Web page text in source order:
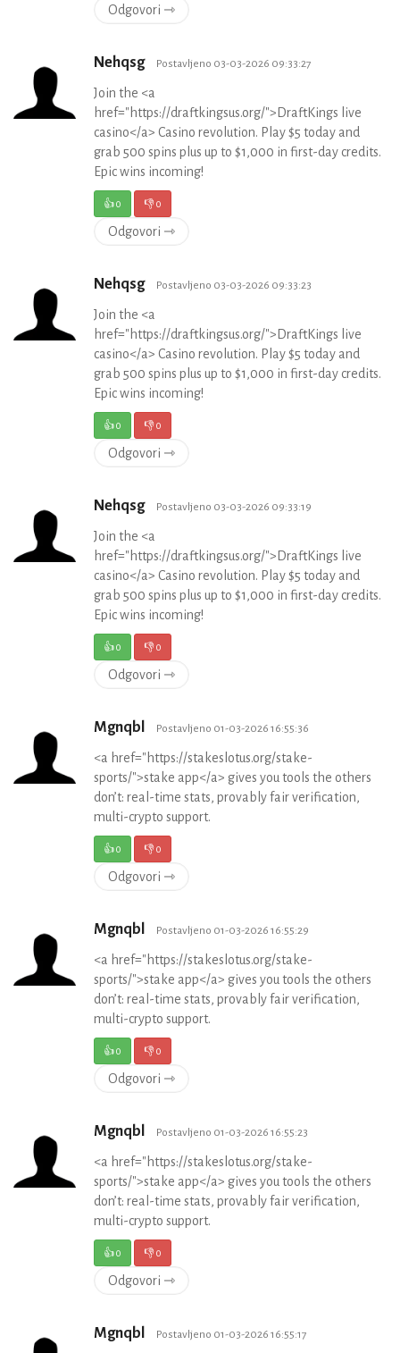
Odgovori ⇾
Nehqsg Postavljeno 03-03-2026 09:33:27
Join the <a
href="https://draftkingsus.org/">DraftKings live
casino</a> Casino revolution. Play $5 today and
grab 500 spins plus up to $1,000 in first-day credits.
Epic wins incoming!
👍0 👎0
Odgovori ⇾
Nehqsg Postavljeno 03-03-2026 09:33:23
Join the <a
href="https://draftkingsus.org/">DraftKings live
casino</a> Casino revolution. Play $5 today and
grab 500 spins plus up to $1,000 in first-day credits.
Epic wins incoming!
👍0 👎0
Odgovori ⇾
Nehqsg Postavljeno 03-03-2026 09:33:19
Join the <a
href="https://draftkingsus.org/">DraftKings live
casino</a> Casino revolution. Play $5 today and
grab 500 spins plus up to $1,000 in first-day credits.
Epic wins incoming!
👍0 👎0
Odgovori ⇾
Mgnqbl Postavljeno 01-03-2026 16:55:36
<a href="https://stakeslotus.org/stake-
sports/">stake app</a> gives you tools the others
don’t: real-time stats, provably fair verification,
multi-crypto support.
👍0 👎0
Odgovori ⇾
Mgnqbl Postavljeno 01-03-2026 16:55:29
<a href="https://stakeslotus.org/stake-
sports/">stake app</a> gives you tools the others
don’t: real-time stats, provably fair verification,
multi-crypto support.
👍0 👎0
Odgovori ⇾
Mgnqbl Postavljeno 01-03-2026 16:55:23
<a href="https://stakeslotus.org/stake-
sports/">stake app</a> gives you tools the others
don’t: real-time stats, provably fair verification,
multi-crypto support.
👍0 👎0
Odgovori ⇾
Mgnqbl Postavljeno 01-03-2026 16:55:17